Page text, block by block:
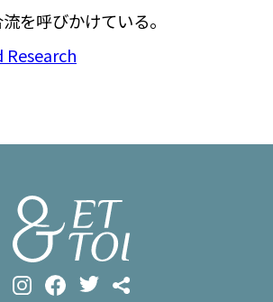
を呼びかけている。
Research